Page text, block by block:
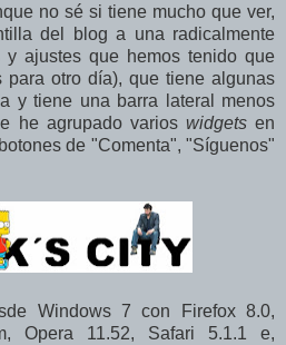
no sé si tiene mucho que ver,
del blog a una radicalmente
ajustes que hemos tenido que
para otro día), que tiene algunas
y tiene una barra lateral menos
he agrupado varios widgetsen
de "Comenta", "Síguenos"
Windows 7 con Firefox 8.0,
Opera 11.52, Safari 5.1.1 e,